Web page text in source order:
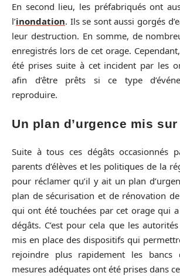
En second lieu, les préfabriqués ont
l’inondation. Ils se sont aussi gorgés
leur destruction. En somme, de
enregistrés lors de cet orage.
été prises suite à cet incident par les
afin d’être prêts si ce type
reproduire.
Un plan d’urgence mis
Suite à tous ces dégâts occasionnés
parents d’élèves et les politiques de la
pour réclamer qu’il y ait un plan
plan de sécurisation et de rénovation
qui ont été touchées par cet orage qui
dégâts. C’est pour cela que les
mis en place des dispositifs qui
rejoindre plus rapidement les bancs
mesures adéquates ont été prises dans